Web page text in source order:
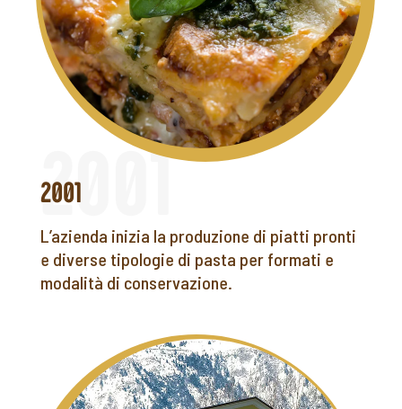
2001
L’azienda inizia la produzione di piatti pronti
e diverse tipologie di pasta per formati e
modalità di conservazione.